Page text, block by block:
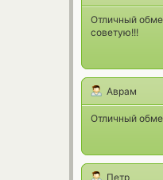
Отличный
советую!!!
Аврам
Отличный
Петр